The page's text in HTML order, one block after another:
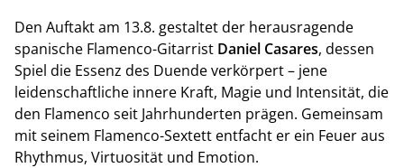
Den Auftakt am 13.8. gestaltet der herausragende
spanische Flamenco-Gitarrist Daniel Casares, dessen
Spiel die Essenz des Duende verkörpert – jene
leidenschaftliche innere Kraft, Magie und Intensität, die
den Flamenco seit Jahrhunderten prägen. Gemeinsam
mit seinem Flamenco-Sextett entfacht er ein Feuer aus
Rhythmus, Virtuosität und Emotion.